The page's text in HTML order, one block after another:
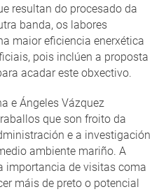
resultan do procesado da
banda, os labores
maior eficiencia enerxética
pois inclúen a proposta
acadar este obxectivo.
e Ángeles Vázquez
que son froito da
e a investigación
ambiente mariño. A
importancia de visitas coma
máis de preto o potencial